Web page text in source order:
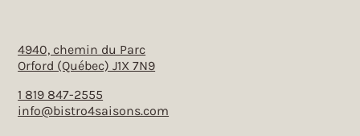
4940, chemin du Parc
Orford (Québec) J1X 7N9
1 819 847-2555
info@bistro4saisons.com